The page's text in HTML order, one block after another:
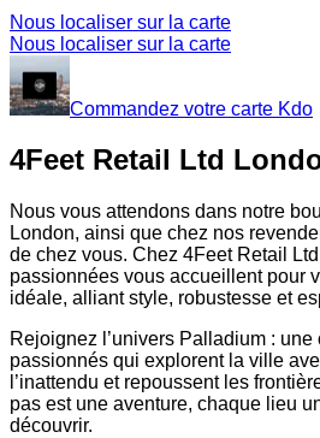
Nous localiser sur la carte
Nous localiser sur la carte
Commandez votre carte Kdo
4Feet Retail Ltd
Nous vous attendons dans notre
London, ainsi que chez nos
de chez vous. Chez 4Feet Retail
passionnées vous accueillent pour
idéale, alliant style, robustesse et
Rejoignez l’univers Palladium : une
passionnés qui explorent la ville
l’inattendu et repoussent les
pas est une aventure, chaque lieu
découvrir.